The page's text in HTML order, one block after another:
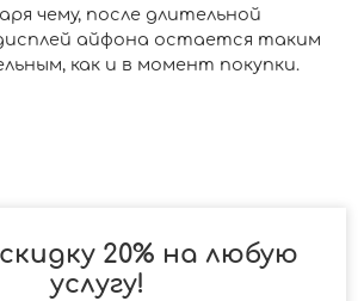
чему, после длительной
айфона остается таким
как и в момент покупки.
20% на любую
услугу!